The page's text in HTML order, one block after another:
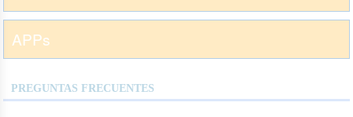
APPs
PREGUNTAS FRECUENTES